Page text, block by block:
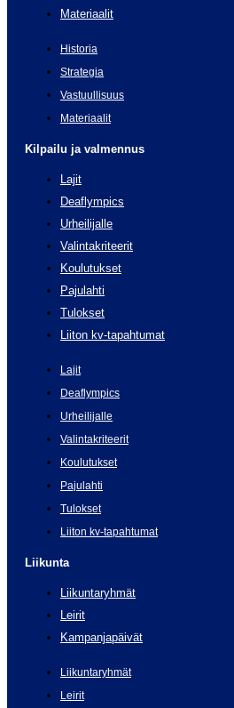
Materiaalit
Historia
Strategia
Vastuullisuus
Materiaalit
Kilpailu ja valmennus
Lajit
Deaflympics
Urheilijalle
Valintakriteerit
Koulutukset
Pajulahti
Tulokset
Liiton kv-tapahtumat
Lajit
Deaflympics
Urheilijalle
Valintakriteerit
Koulutukset
Pajulahti
Tulokset
Liiton kv-tapahtumat
Liikunta
Liikuntaryhmät
Leirit
Kampanjapäivät
Liikuntaryhmät
Leirit